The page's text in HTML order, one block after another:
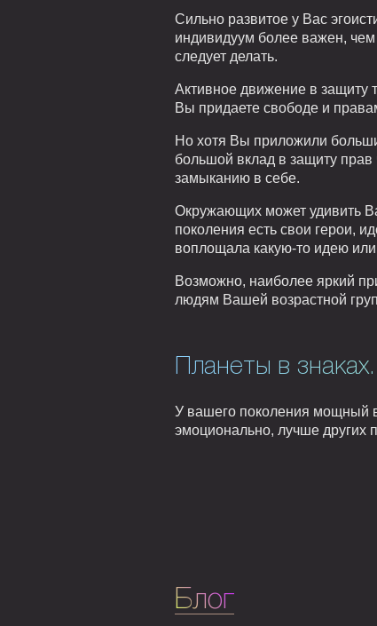
Сильно развитое у Вас
индивидуум более важен, чем
следует делать.
Активное движение в защиту
Вы придаете свободе и
Но хотя Вы приложили
большой вклад в защиту
замыканию в себе.
Окружающих может удивить
поколения есть свои герои,
воплощала какую-то идею
Возможно, наиболее яркий
людям Вашей возрастной
Планеты в
У вашего поколения мощный
эмоционально, лучше других
Блог